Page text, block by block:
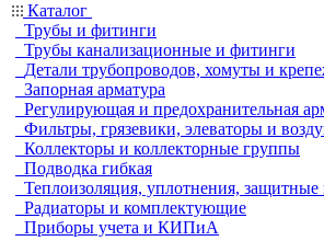
Каталог
Трубы и фитинги
Трубы канализационные и фитинги
Детали трубопроводов, хомуты и
Запорная арматура
Регулирующая и предохранительная
Фильтры, грязевики, элеваторы и
Коллекторы и коллекторные группы
Подводка гибкая
Теплоизоляция, уплотнения,
Радиаторы и комплектующие
Приборы учета и КИПиА